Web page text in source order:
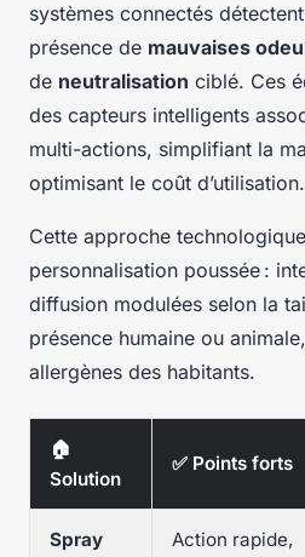
systèmes connectés
présence de mauvaises
de neutralisation ciblé. Ces
des capteurs intelligents
multi-actions, simplifiant la
optimisant le coût d’utilisation.
Cette approche
personnalisation poussée :
diffusion modulées selon la
présence humaine ou
allergènes des habitants.
🏠
Solution
✅ Points forts
Spray
Action rapide,